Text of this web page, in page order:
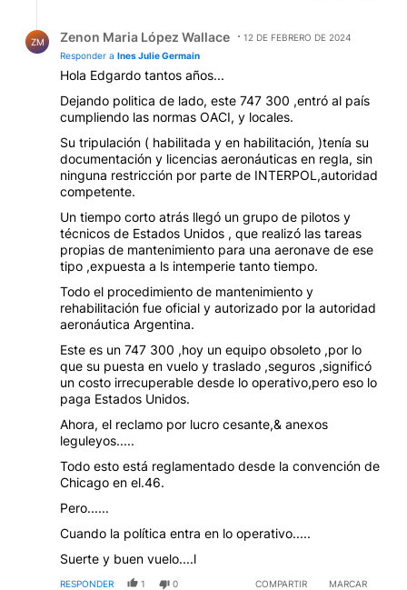
ZM Zenon Maria López Wallace
12 DE FEBRERO DE 2024
Responder a Ines Julie Germain
Hola Edgardo tantos años...
Dejando politica de lado, este 747 300 ,entró al país
cumpliendo las normas OACI, y locales.
Su tripulación ( habilitada y en habilitación, )tenía su
documentación y licencias aeronáuticas en regla, sin
ninguna restricción por parte de INTERPOL,autoridad
competente.
Un tiempo corto atrás llegó un grupo de pilotos y
técnicos de Estados Unidos , que realizó las tareas
propias de mantenimiento para una aeronave de ese
tipo ,expuesta a ls intemperie tanto tiempo.
Todo el procedimiento de mantenimiento y
rehabilitación fue oficial y autorizado por la autoridad
aeronáutica Argentina.
Este es un 747 300 ,hoy un equipo obsoleto ,por lo
que su puesta en vuelo y traslado ,seguros ,significó
un costo irrecuperable desde lo operativo,pero eso lo
paga Estados Unidos.
Ahora, el reclamo por lucro cesante,& anexos
leguleyos.....
Todo esto está reglamentado desde la convención de
Chicago en el.46.
Pero......
Cuando la política entra en lo operativo.....
Suerte y buen vuelo....l
RESPONDER 1 0 COMPARTIR
MARCAR